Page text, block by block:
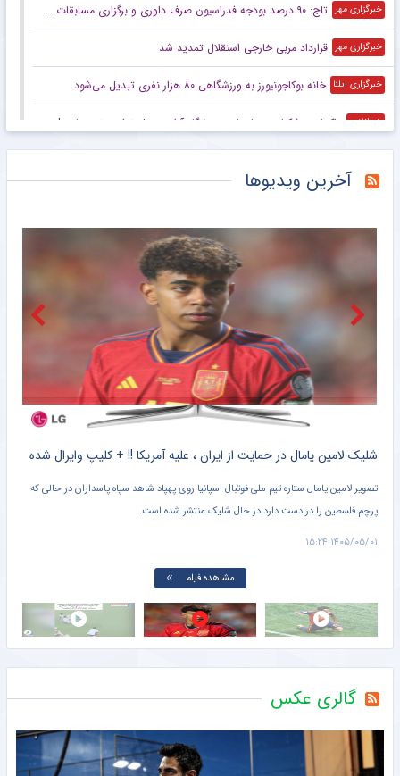
خبرگزاری مهر تاج: ۹۰ درصد بودجه فدراسیون صرف داوری و برگزاری مسابقات می‌شود
خبرگزاری مهر قرارداد مربی خارجی استقلال تمدید شد
خبرگزاری ایلنا خانه بوکاجونیورز به ورزشگاهی ۸۰ هزار نفری تبدیل می‌شود
خبرانلاین واکنش پزشکیان به بازسازی ورزشگاه آزادی: پول نداریم نمی‌سازیم!
محل برگزاری دیدارهای استقلال و پرسپولیس اعلام شد
رسمی| آرسنال شاه‌ماهی لیگ برتر را شکار کرد
مجتبی محرمی در من‌تومن: پروین گفت اگر بری کمر پرسپولیس می‌شکنه/ دخترم پلیس شده ولی پیش من نمی‌آید/ این‌قدر اذیتم کردند که رفتم سراغ اعتیاد!
خبرگزاری تابناک اعلام محل میزبانی استقلال و پرسپولیس در لیگ برتر
ستاره جوان توپچی‌ها رباط صلیبی پاره کرد
آخرین ویدیوها
شلیک لامین یامال در حمایت از ایران ، علیه آمریکا !! + کلیپ وایرال شده
تصویر لامین یامال ستاره تیم ملی فوتبال اسپانیا روی پهپاد شاهد سپاه پاسداران در حالی که
پرچم فلسطین را در دست دارد در حال شلیک منتشر شده است.
۱۴۰۵/۰۵/۰۱ ۱۵:۲۴
مشاهده فیلم
گالری عکس